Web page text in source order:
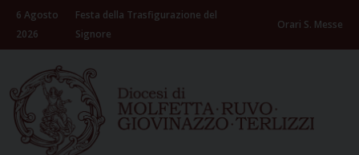
Skip
content
6 Agosto
2026
Festa della Trasfigurazione del
Signore
Orari S. Messe